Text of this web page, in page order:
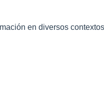
en diversos